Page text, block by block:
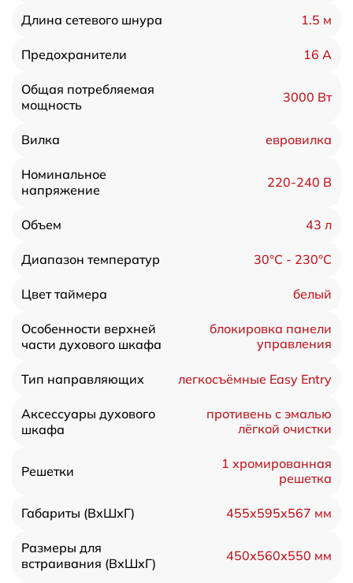
Длина сетевого шнура 1.5 м
Предохранители 16 А
Общая потребляемая
мощность
3000 Вт
Вилка евровилка
Номинальное
напряжение
220-240 В
Объем 43 л
Диапазон температур 30°C - 230°C
Цвет таймера белый
Особенности верхней
части духового шкафа
блокировка панели
управления
Тип направляющих легкосъёмные Easy Entry
Аксессуары духового
шкафа
противень с эмалью
лёгкой очистки
Решетки
1 хромированная
решетка
Габариты (ВхШхГ) 455x595x567 мм
Размеры для
встраивания (ВхШхГ)
450х560х550 мм